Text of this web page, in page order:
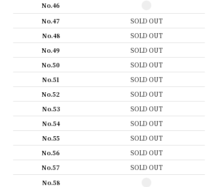
No.46
No.47
SOLD OUT
No.48
SOLD OUT
No.49
SOLD OUT
No.50
SOLD OUT
No.51
SOLD OUT
No.52
SOLD OUT
No.53
SOLD OUT
No.54
SOLD OUT
No.55
SOLD OUT
No.56
SOLD OUT
No.57
SOLD OUT
No.58